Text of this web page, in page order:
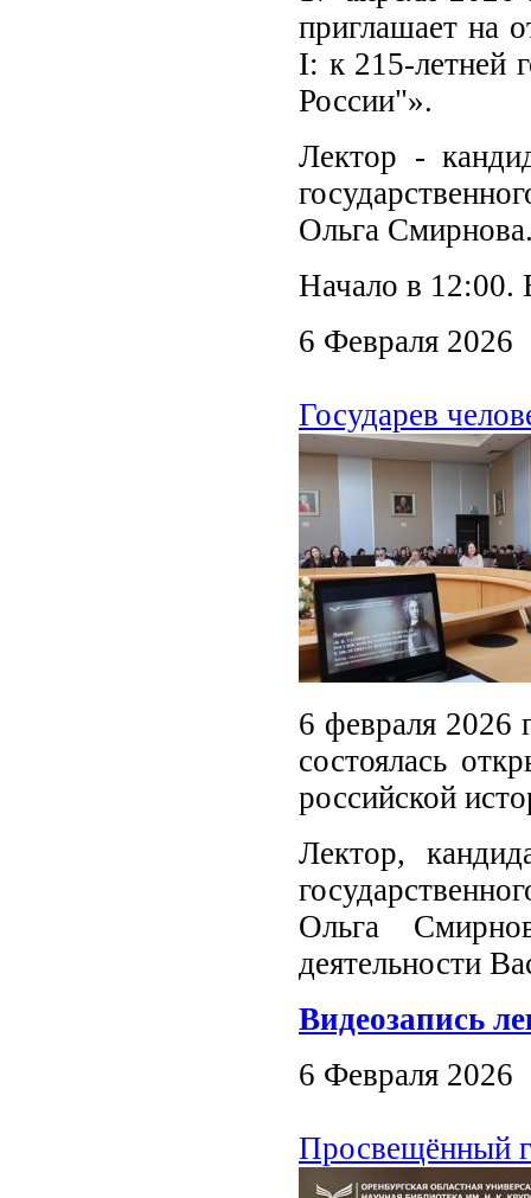
приглашает на
I: к 215-летней
России"».
Лектор -
Ольга
Начало в 12:00.
6 Февраля 2026
Государев
6 февраля 2026
состоялась
российской
Лектор,
Ольга
деятельности
Видеозапись
6 Февраля 2026
Просвещённый